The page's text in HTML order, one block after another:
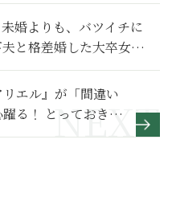
婚よりも、バツイチに
と格差婚した大卒女性
エル』が「間違い
る！ とっておきの